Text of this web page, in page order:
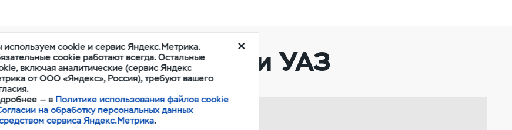
продукции УАЗ
cookie и сервис Яндекс.Метрика.
cookie работают всегда. Остальные
включая аналитические (сервис Яндекс
от ООО «Яндекс», Россия), требуют вашего
— в Политике использования файлов cookie
на обработку персональных данных
сервиса Яндекс.Метрика.